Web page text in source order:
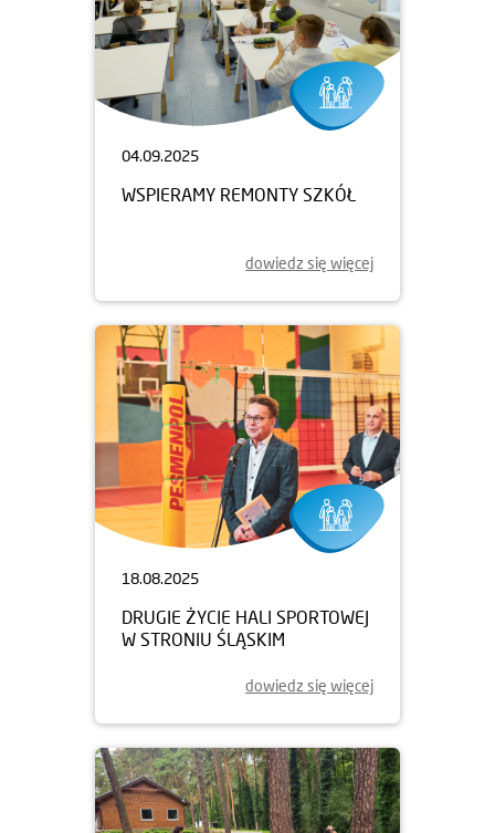
04.09.2025
WSPIERAMY REMONTY SZKÓŁ
dowiedz się więcej
18.08.2025
DRUGIE ŻYCIE HALI SPORTOWEJ
W STRONIU ŚLĄSKIM
dowiedz się więcej